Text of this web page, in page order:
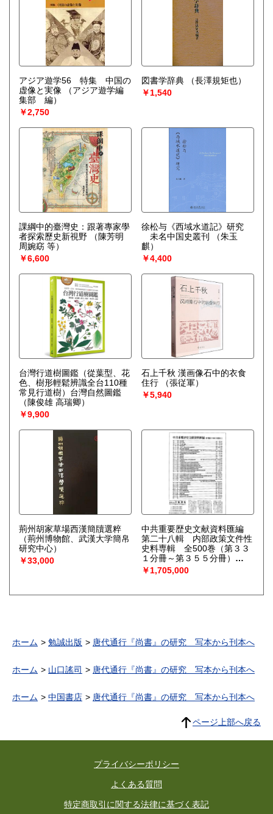
アジア遊学56 特集 中国の
虚像と実像
（アジア遊学編
集部 編）
￥2,750
図書学辞典
（長澤規矩也）
￥1,540
課綱中的臺灣史：跟著專家學
者探索歷史新視野
（陳芳明
周婉窈 等）
￥6,600
徐松与《西域水道記》研究
未名中国史叢刊
（朱玉
麒）
￥4,400
台灣行道樹圖鑑（從葉型、花
色、樹形輕鬆辨識全台110種
常見行道樹）台灣自然圖鑑
（陳俊雄 高瑞卿）
￥9,900
石上千秋 漢画像石中的衣食
住行
（張従軍）
￥5,940
荊州胡家草場西漢簡牘選粹
（荊州博物館、武漢大学簡帛
研究中心）
￥33,000
中共重要歴史文献資料匯編
第二十八輯 内部政策文件性
史料専輯 全500巻（第３３
１分冊～第３５５分冊）
（アメリカ・ロサンゼルスに
ある[中文出版物服务中心]が
￥1,705,000
ホーム 勉誠出版 唐代通行『尚書』の研究 写本から刊本へ
ホーム 山口謠司 唐代通行『尚書』の研究 写本から刊本へ
ホーム 中国書店 唐代通行『尚書』の研究 写本から刊本へ
ページ上部へ戻る
プライバシーポリシー
よくある質問
特定商取引に関する法律に基づく表記